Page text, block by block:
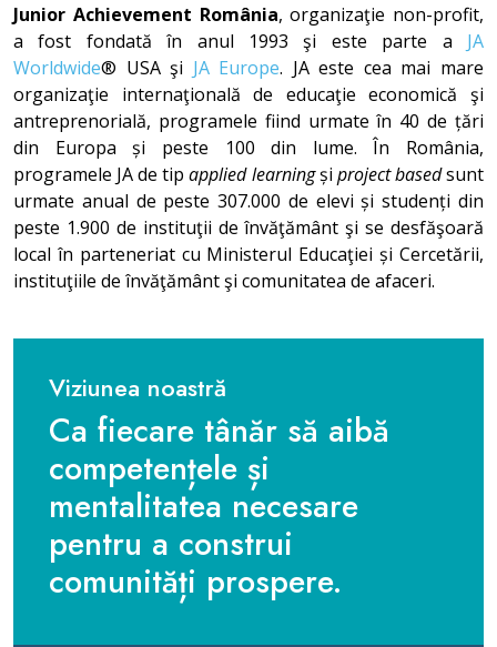
Junior Achievement România, organizaţie non-profit,
a fost fondată în anul 1993 şi este parte a JA
Worldwide® USA şi JA Europe. JA este cea mai mare
organizaţie internaţională de educaţie economică şi
antreprenorială, programele fiind urmate în 40 de țări
din Europa și peste 100 din lume. În România,
programele JA de tipapplied learningși project basedsunt
urmate anual de peste 307.000 de elevi și studenți din
peste 1.900 de instituţii de învăţământ şi se desfăşoară
local în parteneriat cu Ministerul Educaţiei și Cercetării,
instituţiile de învăţământ şi comunitatea de afaceri.
Viziunea noastră
Ca fiecare tânăr să aibă
competențele și
mentalitatea necesare
pentru a construi
comunități prospere.